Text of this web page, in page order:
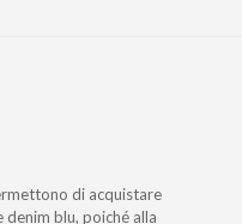
di acquistare
blu, poiché alla